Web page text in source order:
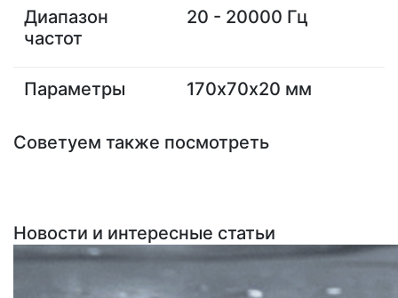
Диапазон
частот
20 - 20000 Гц
Параметры 170х70х20 мм
Советуем также посмотреть
Новости и интересные статьи